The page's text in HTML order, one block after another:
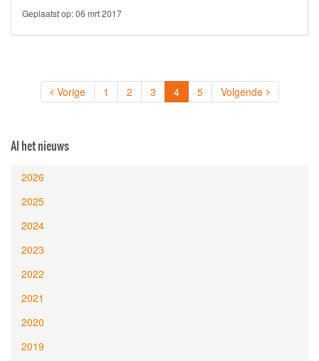
Geplaatst op:06 mrt 2017
Vorige 1 2 3 4(current)
5 Volgende
Al het nieuws
2026
2025
2024
2023
2022
2021
2020
2019